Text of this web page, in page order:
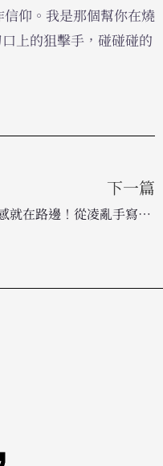
仰。我是那個幫你在燒
上的狙擊手，碰碰碰的
下一篇
靈感就在路邊！從凌亂手寫告示牌學到的「社會認同」說服心理學